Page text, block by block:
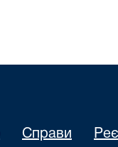
Справи